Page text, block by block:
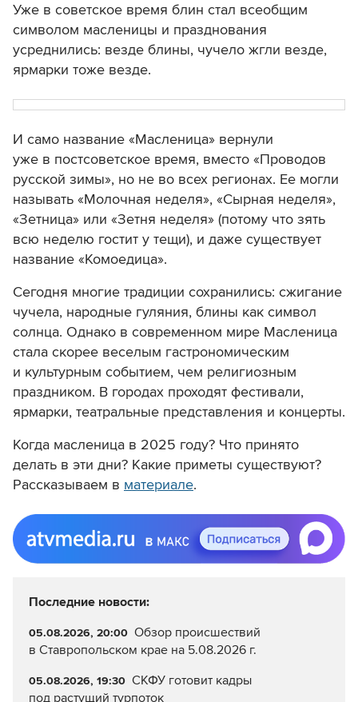
Уже в советское время блин стал всеобщим
символом масленицы и празднования
усреднились: везде блины, чучело жгли везде,
ярмарки тоже везде.
И само название «Масленица» вернули
уже в постсоветское время, вместо «Проводов
русской зимы», но не во всех регионах. Ее могли
называть «Молочная неделя», «Сырная неделя»,
«Зетница» или «Зетня неделя» (потому что зять
всю неделю гостит у тещи), и даже существует
название «Комоедица».
Сегодня многие традиции сохранились: сжигание
чучела, народные гуляния, блины как символ
солнца. Однако в современном мире Масленица
стала скорее веселым гастрономическим
и культурным событием, чем религиозным
праздником. В городах проходят фестивали,
ярмарки, театральные представления и концерты.
Когда масленица в 2025 году? Что принято
делать в эти дни? Какие приметы существуют?
Рассказываем в материале.
Последние новости:
05.08.2026, 20:00 Обзор происшествий
в Ставропольском крае на 5.08.2026 г.
05.08.2026, 19:30 СКФУ готовит кадры
под растущий турпоток